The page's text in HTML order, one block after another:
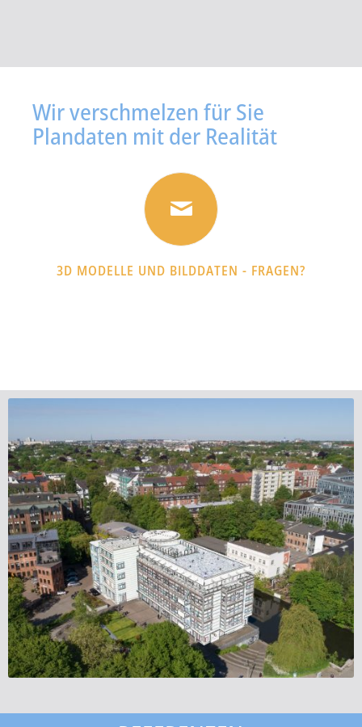
Wir verschmelzen für Sie
Plandaten mit der Realität
3D MODELLE UND BILDDATEN - FRAGEN?